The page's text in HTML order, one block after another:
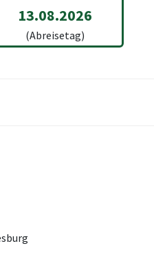
13.08.2026
(Abreisetag)